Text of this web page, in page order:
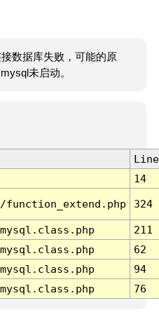
数据库失败，可能的原
未启动。
Line
14
324
211
62
94
76